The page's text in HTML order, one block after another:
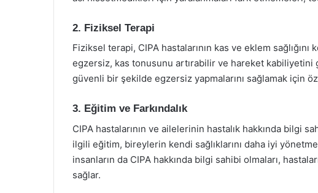
2. Fiziksel Terapi
Fiziksel terapi, CIPA hastalarının kas ve eklem sağlığını
egzersiz, kas tonusunu artırabilir ve hareket
güvenli bir şekilde egzersiz yapmalarını sağlamak için
3. Eğitim ve Farkındalık
CIPA hastalarının ve ailelerinin hastalık hakkında bilgi
ilgili eğitim, bireylerin kendi sağlıklarını daha iyi
insanların da CIPA hakkında bilgi sahibi olmaları,
sağlar.